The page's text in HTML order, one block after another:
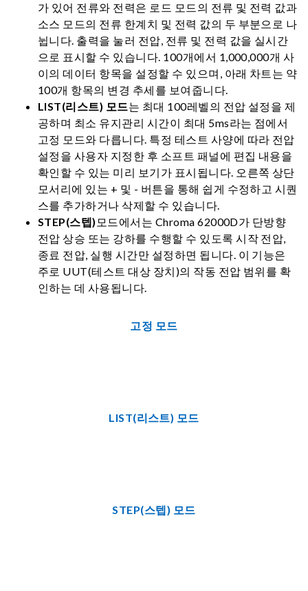
가 있어 전류와 전력은 로드 모드의 전류 및 전력 값과
소스 모드의 전류 한계치 및 전력 값의 두 부분으로 나
뉩니다. 출력을 눌러 전압, 전류 및 전력 값을 실시간
으로 표시할 수 있습니다. 100개에서 1,000,000개 사
이의 데이터 항목을 설정할 수 있으며, 아래 차트는 약
100개 항목의 변경 추세를 보여줍니다.
LIST(리스트) 모드는 최대 100레벨의 전압 설정을 제
공하며 최소 유지관리 시간이 최대 5ms라는 점에서
고정 모드와 다릅니다. 특정 테스트 사양에 따라 전압
설정을 사용자 지정한 후 소프트 패널에 편집 내용을
확인할 수 있는 미리 보기가 표시됩니다. 오른쪽 상단
모서리에 있는 + 및 - 버튼을 통해 쉽게 수정하고 시퀀
스를 추가하거나 삭제할 수 있습니다.
STEP(스텝) 모드에서는 Chroma 62000D가 단방향
전압 상승 또는 강하를 수행할 수 있도록 시작 전압,
종료 전압, 실행 시간만 설정하면 됩니다. 이 기능은
주로 UUT(테스트 대상 장치)의 작동 전압 범위를 확
인하는 데 사용됩니다.
고정 모드
LIST(리스트) 모드
STEP(스텝) 모드